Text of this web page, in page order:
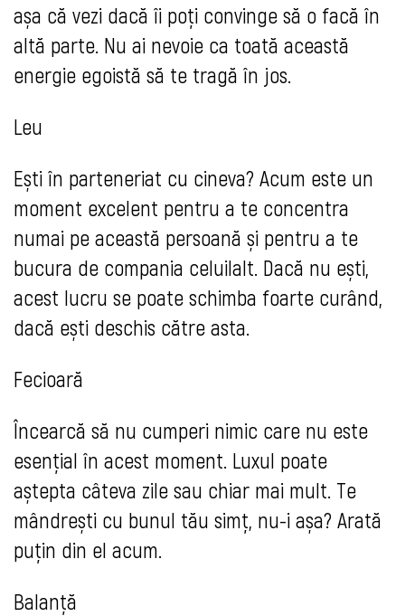
așa că vezi dacă îi poți convinge să o facă în
altă parte. Nu ai nevoie ca toată această
energie egoistă să te tragă în jos.
Leu
Ești în parteneriat cu cineva? Acum este un
moment excelent pentru a te concentra
numai pe această persoană și pentru a te
bucura de compania celuilalt. Dacă nu ești,
acest lucru se poate schimba foarte curând,
dacă ești deschis către asta.
Fecioară
Încearcă să nu cumperi nimic care nu este
esențial în acest moment. Luxul poate
aștepta câteva zile sau chiar mai mult. Te
mândrești cu bunul tău simț, nu-i așa? Arată
puțin din el acum.
Balanță